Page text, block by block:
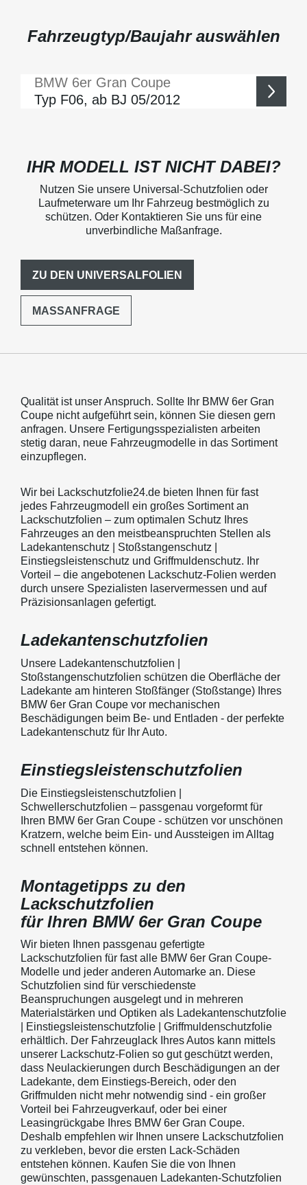
Fahrzeugtyp/Baujahr auswählen
BMW 6er Gran Coupe
Typ F06, ab BJ 05/2012
IHR MODELL IST NICHT DABEI?
Nutzen Sie unsere Universal-Schutzfolien oder
Laufmeterware um Ihr Fahrzeug bestmöglich zu
schützen. Oder Kontaktieren Sie uns für eine
unverbindliche Maßanfrage.
ZU DEN UNIVERSALFOLIEN
MASSANFRAGE
Qualität ist unser Anspruch. Sollte Ihr BMW 6er Gran
Coupe nicht aufgeführt sein, können Sie diesen gern
anfragen. Unsere Fertigungsspezialisten arbeiten
stetig daran, neue Fahrzeugmodelle in das Sortiment
einzupflegen.
Wir bei Lackschutzfolie24.de bieten Ihnen für fast
jedes Fahrzeugmodell ein großes Sortiment an
Lackschutzfolien – zum optimalen Schutz Ihres
Fahrzeuges an den meistbeanspruchten Stellen als
Ladekantenschutz | Stoßstangenschutz |
Einstiegsleistenschutz und Griffmuldenschutz. Ihr
Vorteil – die angebotenen Lackschutz-Folien werden
durch unsere Spezialisten laservermessen und auf
Präzisionsanlagen gefertigt.
Ladekantenschutzfolien
Unsere Ladekantenschutzfolien |
Stoßstangenschutzfolien schützen die Oberfläche der
Ladekante am hinteren Stoßfänger (Stoßstange) Ihres
BMW 6er Gran Coupe vor mechanischen
Beschädigungen beim Be- und Entladen - der perfekte
Ladekantenschutz für Ihr Auto.
Einstiegsleistenschutzfolien
Die Einstiegsleistenschutzfolien |
Schwellerschutzfolien – passgenau vorgeformt für
Ihren BMW 6er Gran Coupe - schützen vor unschönen
Kratzern, welche beim Ein- und Aussteigen im Alltag
schnell entstehen können.
Montagetipps zu den
Lackschutzfolien
für Ihren BMW 6er Gran Coupe
Wir bieten Ihnen passgenau gefertigte
Lackschutzfolien für fast alle BMW 6er Gran Coupe-
Modelle und jeder anderen Automarke an. Diese
Schutzfolien sind für verschiedenste
Beanspruchungen ausgelegt und in mehreren
Materialstärken und Optiken als Ladekantenschutzfolie
| Einstiegsleistenschutzfolie | Griffmuldenschutzfolie
erhältlich. Der Fahrzeuglack Ihres Autos kann mittels
unserer Lackschutz-Folien so gut geschützt werden,
dass Neulackierungen durch Beschädigungen an der
Ladekante, dem Einstiegs-Bereich, oder den
Griffmulden nicht mehr notwendig sind - ein großer
Vorteil bei Fahrzeugverkauf, oder bei einer
Leasingrückgabe Ihres BMW 6er Gran Coupe.
Deshalb empfehlen wir Ihnen unsere Lackschutzfolien
zu verkleben, bevor die ersten Lack-Schäden
entstehen können. Kaufen Sie die von Ihnen
gewünschten, passgenauen Ladekanten-Schutzfolien